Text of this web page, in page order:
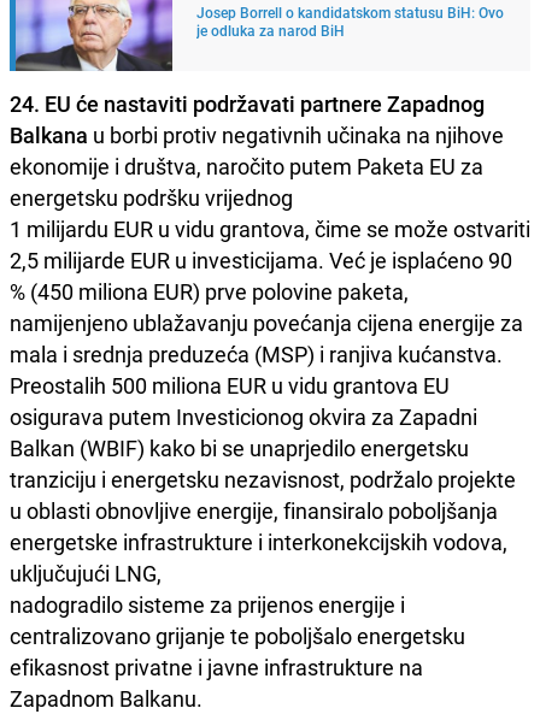
Josep Borrell o kandidatskom statusu BiH: Ovo
je odluka za narod BiH
24. EU će nastaviti podržavati partnere Zapadnog
Balkana u borbi protiv negativnih učinaka na njihove
ekonomije i društva, naročito putem Paketa EU za
energetsku podršku vrijednog
1 milijardu EUR u vidu grantova, čime se može ostvariti
2,5 milijarde EUR u investicijama. Već je isplaćeno 90
% (450 miliona EUR) prve polovine paketa,
namijenjeno ublažavanju povećanja cijena energije za
mala i srednja preduzeća (MSP) i ranjiva kućanstva.
Preostalih 500 miliona EUR u vidu grantova EU
osigurava putem Investicionog okvira za Zapadni
Balkan (WBIF) kako bi se unaprjedilo energetsku
tranziciju i energetsku nezavisnost, podržalo projekte
u oblasti obnovljive energije, finansiralo poboljšanja
energetske infrastrukture i interkonekcijskih vodova,
uključujući LNG,
nadogradilo sisteme za prijenos energije i
centralizovano grijanje te poboljšalo energetsku
efikasnost privatne i javne infrastrukture na
Zapadnom Balkanu.